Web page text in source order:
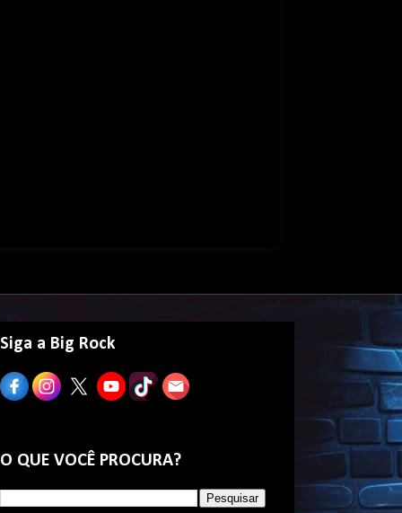
Siga a Big Rock
O QUE VOCÊ PROCURA?